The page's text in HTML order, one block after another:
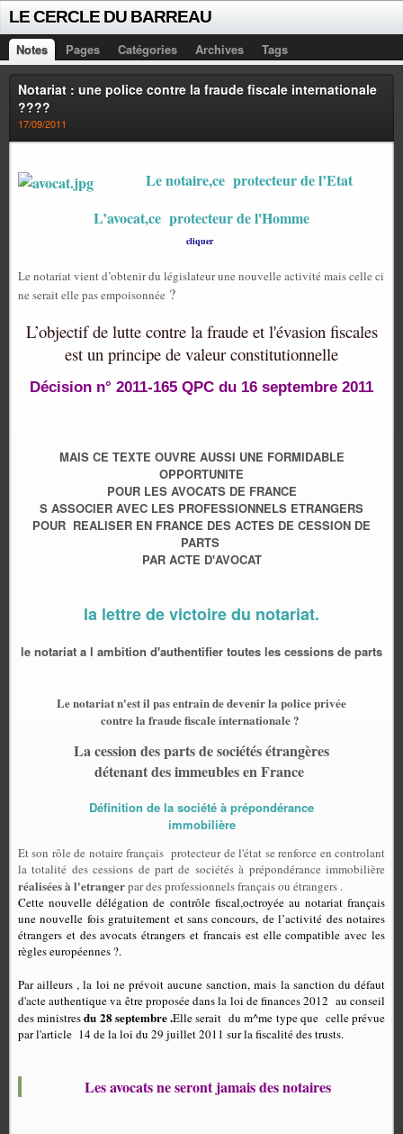
LE CERCLE DU BARREAU
Notes Pages Catégories Archives Tags
Notariat : une police contre la fraude fiscale internationale
????
17/09/2011
Le notaire,ce protecteur de l’Etat
L’avocat,ce protecteur de l'Homme
cliquer
Le notariat vient d’obtenir du législateur une nouvelle activité mais celle ci
ne serait elle pas empoisonnée ?
L’objectif de lutte contre la fraude et l'évasion fiscales
est un principe de valeur constitutionnelle
Décision n° 2011-165 QPC du 16 septembre 2011
MAIS CE TEXTE OUVRE AUSSI UNE FORMIDABLE
OPPORTUNITE
POUR LES AVOCATS DE FRANCE
S ASSOCIER AVEC LES PROFESSIONNELS ETRANGERS
POUR REALISER EN FRANCE DES ACTES DE CESSION DE
PARTS
PAR ACTE D'AVOCAT
la lettre de victoire du notariat.
le notariat a l ambition d'authentifier toutes les cessions de parts
Le notariat n'est il pas entrain de devenir la police privée
contre la fraude fiscale internationale ?
La cession des parts de sociétés étrangères
détenant des immeubles en France
Définition de la société à prépondérance
immobilière
Et son rôle de notaire français protecteur de l'état se renforce en controlant
la totalité des cessions de part de sociétés à prépondérance immobilière
réalisées à l'etrangerpar des professionnels français ou étrangers .
Cette nouvelle délégation de contrôle fiscal,octroyée au notariat français
une nouvelle fois gratuitement et sans concours, de l’activité des notaires
étrangers et des avocats étrangers et francais est elle compatible avec les
règles européennes ?.
Par ailleurs , la loi ne prévoit aucune sanction, mais la sanction du défaut
d'acte authentique va être proposée dans la loi de finances 2012 au conseil
des ministresdu 28 septembre .Elle serait du m^me type que celle prévue
par l'article 14 de la loi du 29 juillet 2011 sur la fiscalité des trusts.
Les avocats ne seront jamais des notaires